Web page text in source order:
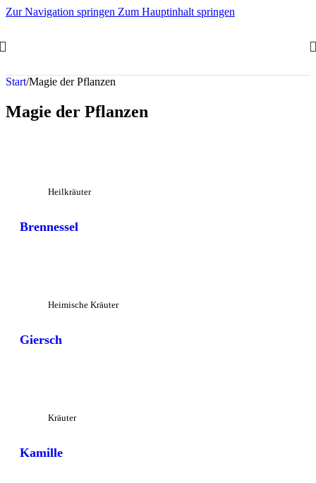
Zur Navigation springen Zum Hauptinhalt springen
Start/Magie der Pflanzen
Magie der Pflanzen
Heilkräuter
Brennessel
Heimische Kräuter
Giersch
Kräuter
Kamille